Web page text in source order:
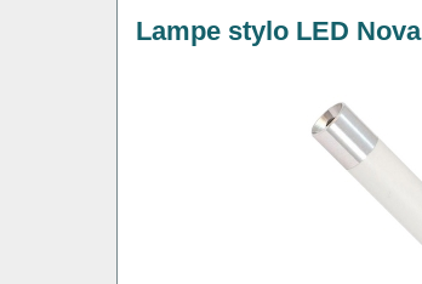
Lampe stylo LED Nova